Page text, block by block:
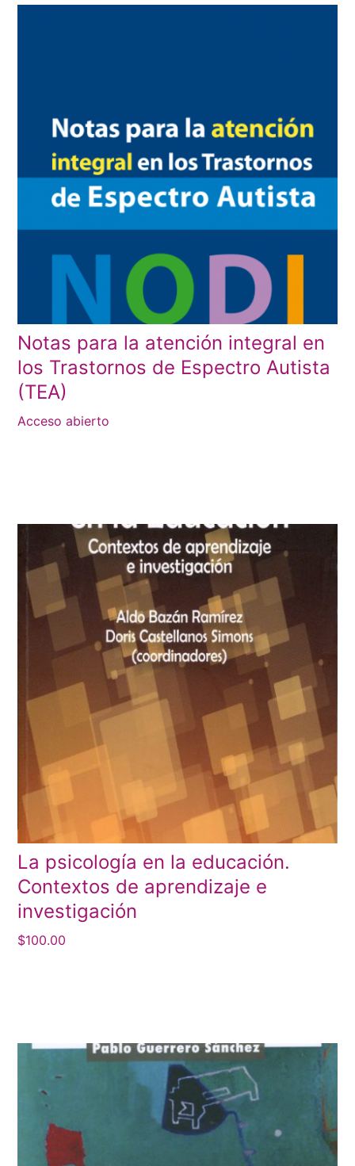
Notas para la atención integral en
los Trastornos de Espectro Autista
(TEA)
Acceso abierto
La psicología en la educación.
Contextos de aprendizaje e
investigación
$100.00